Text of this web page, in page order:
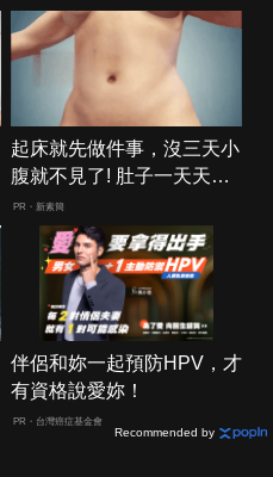
起床就先做件事，沒三天小
腹就不見了! 肚子一天天變
小！
PR・新素簡
伴侶和妳一起預防HPV，才
有資格說愛妳！
PR・台灣癌症基金會
Recommended by